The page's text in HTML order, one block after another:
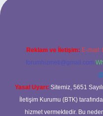
Reklam ve İletişim: E-mail:
forumhizmeti@gmail.com
Yasal Uyarı: Sitemiz, 5651
İletişim Kurumu (BTK)
hizmet vermektedir. Bu